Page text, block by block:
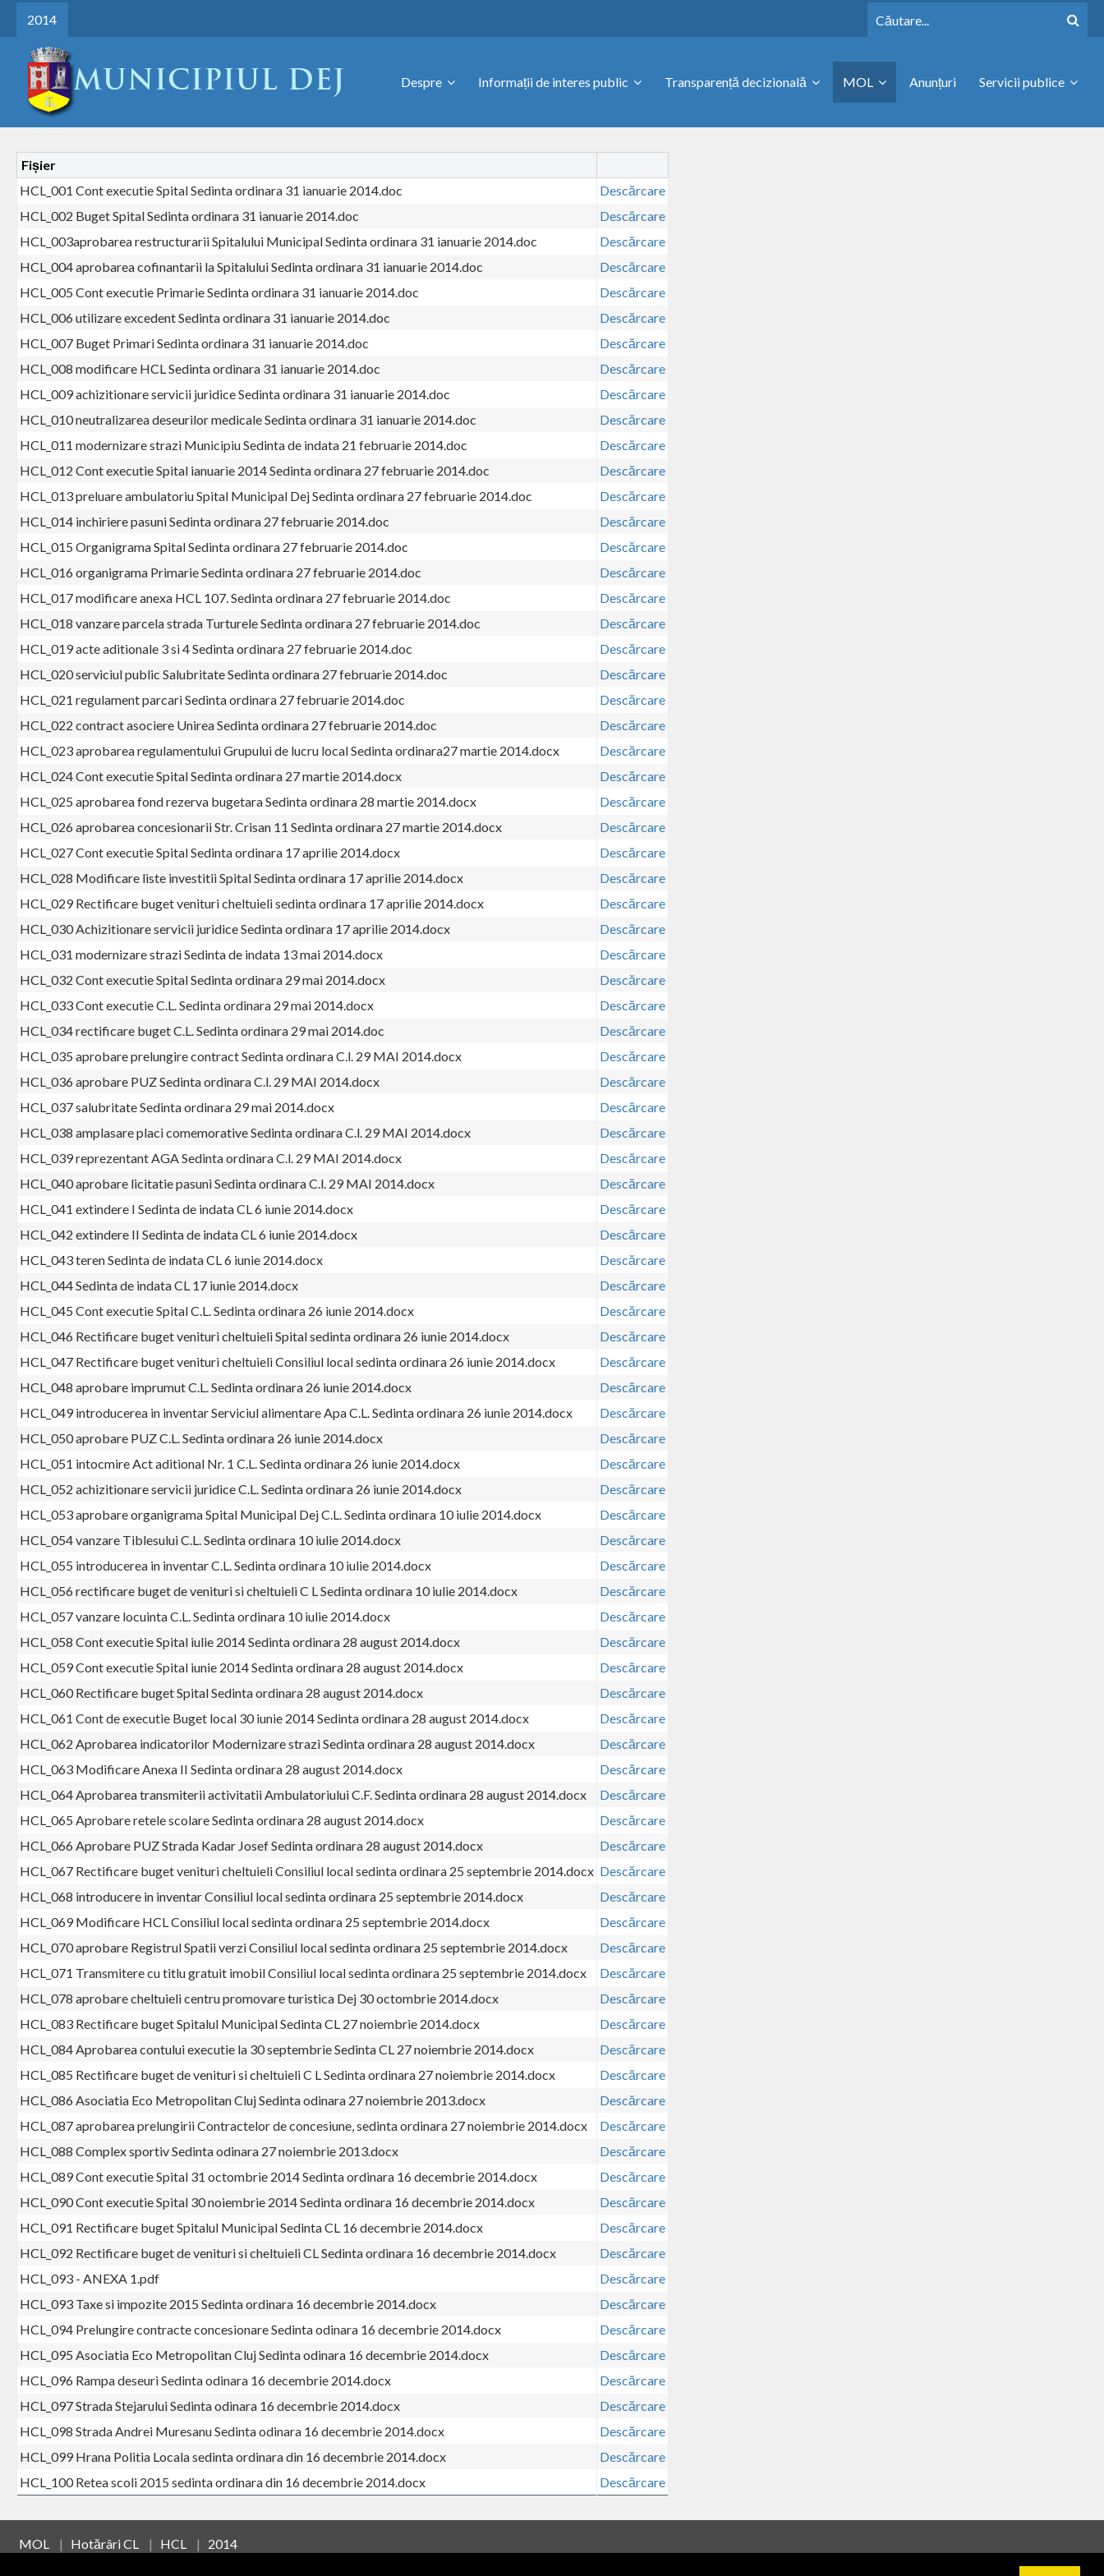
2014
Despre Informații de interes public Transparență decizională MOL Anunțuri Servicii publice
Fișier
HCL_001 Cont executie Spital Sedinta ordinara 31 ianuarie 2014.doc
Descărcare
HCL_002 Buget Spital Sedinta ordinara 31 ianuarie 2014.doc
Descărcare
HCL_003aprobarea restructurarii Spitalului Municipal Sedinta ordinara 31 ianuarie 2014.doc
Descărcare
HCL_004 aprobarea cofinantarii la Spitalului Sedinta ordinara 31 ianuarie 2014.doc
Descărcare
HCL_005 Cont executie Primarie Sedinta ordinara 31 ianuarie 2014.doc
Descărcare
HCL_006 utilizare excedent Sedinta ordinara 31 ianuarie 2014.doc
Descărcare
HCL_007 Buget Primari Sedinta ordinara 31 ianuarie 2014.doc
Descărcare
HCL_008 modificare HCL Sedinta ordinara 31 ianuarie 2014.doc
Descărcare
HCL_009 achizitionare servicii juridice Sedinta ordinara 31 ianuarie 2014.doc
Descărcare
HCL_010 neutralizarea deseurilor medicale Sedinta ordinara 31 ianuarie 2014.doc
Descărcare
HCL_011 modernizare strazi Municipiu Sedinta de indata 21 februarie 2014.doc
Descărcare
HCL_012 Cont executie Spital ianuarie 2014 Sedinta ordinara 27 februarie 2014.doc
Descărcare
HCL_013 preluare ambulatoriu Spital Municipal Dej Sedinta ordinara 27 februarie 2014.doc
Descărcare
HCL_014 inchiriere pasuni Sedinta ordinara 27 februarie 2014.doc
Descărcare
HCL_015 Organigrama Spital Sedinta ordinara 27 februarie 2014.doc
Descărcare
HCL_016 organigrama Primarie Sedinta ordinara 27 februarie 2014.doc
Descărcare
HCL_017 modificare anexa HCL 107. Sedinta ordinara 27 februarie 2014.doc
Descărcare
HCL_018 vanzare parcela strada Turturele Sedinta ordinara 27 februarie 2014.doc
Descărcare
HCL_019 acte aditionale 3 si 4 Sedinta ordinara 27 februarie 2014.doc
Descărcare
HCL_020 serviciul public Salubritate Sedinta ordinara 27 februarie 2014.doc
Descărcare
HCL_021 regulament parcari Sedinta ordinara 27 februarie 2014.doc
Descărcare
HCL_022 contract asociere Unirea Sedinta ordinara 27 februarie 2014.doc
Descărcare
HCL_023 aprobarea regulamentului Grupului de lucru local Sedinta ordinara27 martie 2014.docx
Descărcare
HCL_024 Cont executie Spital Sedinta ordinara 27 martie 2014.docx
Descărcare
HCL_025 aprobarea fond rezerva bugetara Sedinta ordinara 28 martie 2014.docx
Descărcare
HCL_026 aprobarea concesionarii Str. Crisan 11 Sedinta ordinara 27 martie 2014.docx
Descărcare
HCL_027 Cont executie Spital Sedinta ordinara 17 aprilie 2014.docx
Descărcare
HCL_028 Modificare liste investitii Spital Sedinta ordinara 17 aprilie 2014.docx
Descărcare
HCL_029 Rectificare buget venituri cheltuieli sedinta ordinara 17 aprilie 2014.docx
Descărcare
HCL_030 Achizitionare servicii juridice Sedinta ordinara 17 aprilie 2014.docx
Descărcare
HCL_031 modernizare strazi Sedinta de indata 13 mai 2014.docx
Descărcare
HCL_032 Cont executie Spital Sedinta ordinara 29 mai 2014.docx
Descărcare
HCL_033 Cont executie C.L. Sedinta ordinara 29 mai 2014.docx
Descărcare
HCL_034 rectificare buget C.L. Sedinta ordinara 29 mai 2014.doc
Descărcare
HCL_035 aprobare prelungire contract Sedinta ordinara C.l. 29 MAI 2014.docx
Descărcare
HCL_036 aprobare PUZ Sedinta ordinara C.l. 29 MAI 2014.docx
Descărcare
HCL_037 salubritate Sedinta ordinara 29 mai 2014.docx
Descărcare
HCL_038 amplasare placi comemorative Sedinta ordinara C.l. 29 MAI 2014.docx
Descărcare
HCL_039 reprezentant AGA Sedinta ordinara C.l. 29 MAI 2014.docx
Descărcare
HCL_040 aprobare licitatie pasuni Sedinta ordinara C.l. 29 MAI 2014.docx
Descărcare
HCL_041 extindere I Sedinta de indata CL 6 iunie 2014.docx
Descărcare
HCL_042 extindere II Sedinta de indata CL 6 iunie 2014.docx
Descărcare
HCL_043 teren Sedinta de indata CL 6 iunie 2014.docx
Descărcare
HCL_044 Sedinta de indata CL 17 iunie 2014.docx
Descărcare
HCL_045 Cont executie Spital C.L. Sedinta ordinara 26 iunie 2014.docx
Descărcare
HCL_046 Rectificare buget venituri cheltuieli Spital sedinta ordinara 26 iunie 2014.docx
Descărcare
HCL_047 Rectificare buget venituri cheltuieli Consiliul local sedinta ordinara 26 iunie 2014.docx
Descărcare
HCL_048 aprobare imprumut C.L. Sedinta ordinara 26 iunie 2014.docx
Descărcare
HCL_049 introducerea in inventar Serviciul alimentare Apa C.L. Sedinta ordinara 26 iunie 2014.docx
Descărcare
HCL_050 aprobare PUZ C.L. Sedinta ordinara 26 iunie 2014.docx
Descărcare
HCL_051 intocmire Act aditional Nr. 1 C.L. Sedinta ordinara 26 iunie 2014.docx
Descărcare
HCL_052 achizitionare servicii juridice C.L. Sedinta ordinara 26 iunie 2014.docx
Descărcare
HCL_053 aprobare organigrama Spital Municipal Dej C.L. Sedinta ordinara 10 iulie 2014.docx
Descărcare
HCL_054 vanzare Tiblesului C.L. Sedinta ordinara 10 iulie 2014.docx
Descărcare
HCL_055 introducerea in inventar C.L. Sedinta ordinara 10 iulie 2014.docx
Descărcare
HCL_056 rectificare buget de venituri si cheltuieli C L Sedinta ordinara 10 iulie 2014.docx
Descărcare
HCL_057 vanzare locuinta C.L. Sedinta ordinara 10 iulie 2014.docx
Descărcare
HCL_058 Cont executie Spital iulie 2014 Sedinta ordinara 28 august 2014.docx
Descărcare
HCL_059 Cont executie Spital iunie 2014 Sedinta ordinara 28 august 2014.docx
Descărcare
HCL_060 Rectificare buget Spital Sedinta ordinara 28 august 2014.docx
Descărcare
HCL_061 Cont de executie Buget local 30 iunie 2014 Sedinta ordinara 28 august 2014.docx
Descărcare
HCL_062 Aprobarea indicatorilor Modernizare strazi Sedinta ordinara 28 august 2014.docx
Descărcare
HCL_063 Modificare Anexa II Sedinta ordinara 28 august 2014.docx
Descărcare
HCL_064 Aprobarea transmiterii activitatii Ambulatoriului C.F. Sedinta ordinara 28 august 2014.docx
Descărcare
HCL_065 Aprobare retele scolare Sedinta ordinara 28 august 2014.docx
Descărcare
HCL_066 Aprobare PUZ Strada Kadar Josef Sedinta ordinara 28 august 2014.docx
Descărcare
HCL_067 Rectificare buget venituri cheltuieli Consiliul local sedinta ordinara 25 septembrie 2014.docx Descărcare
HCL_068 introducere in inventar Consiliul local sedinta ordinara 25 septembrie 2014.docx
Descărcare
HCL_069 Modificare HCL Consiliul local sedinta ordinara 25 septembrie 2014.docx
Descărcare
HCL_070 aprobare Registrul Spatii verzi Consiliul local sedinta ordinara 25 septembrie 2014.docx
Descărcare
HCL_071 Transmitere cu titlu gratuit imobil Consiliul local sedinta ordinara 25 septembrie 2014.docx
Descărcare
HCL_078 aprobare cheltuieli centru promovare turistica Dej 30 octombrie 2014.docx
Descărcare
HCL_083 Rectificare buget Spitalul Municipal Sedinta CL 27 noiembrie 2014.docx
Descărcare
HCL_084 Aprobarea contului executie la 30 septembrie Sedinta CL 27 noiembrie 2014.docx
Descărcare
HCL_085 Rectificare buget de venituri si cheltuieli C L Sedinta ordinara 27 noiembrie 2014.docx
Descărcare
HCL_086 Asociatia Eco Metropolitan Cluj Sedinta odinara 27 noiembrie 2013.docx
Descărcare
HCL_087 aprobarea prelungirii Contractelor de concesiune, sedinta ordinara 27 noiembrie 2014.docx
Descărcare
HCL_088 Complex sportiv Sedinta odinara 27 noiembrie 2013.docx
Descărcare
HCL_089 Cont executie Spital 31 octombrie 2014 Sedinta ordinara 16 decembrie 2014.docx
Descărcare
HCL_090 Cont executie Spital 30 noiembrie 2014 Sedinta ordinara 16 decembrie 2014.docx
Descărcare
HCL_091 Rectificare buget Spitalul Municipal Sedinta CL 16 decembrie 2014.docx
Descărcare
HCL_092 Rectificare buget de venituri si cheltuieli CL Sedinta ordinara 16 decembrie 2014.docx
Descărcare
HCL_093 - ANEXA 1.pdf
Descărcare
HCL_093 Taxe si impozite 2015 Sedinta ordinara 16 decembrie 2014.docx
Descărcare
HCL_094 Prelungire contracte concesionare Sedinta odinara 16 decembrie 2014.docx
Descărcare
HCL_095 Asociatia Eco Metropolitan Cluj Sedinta odinara 16 decembrie 2014.docx
Descărcare
HCL_096 Rampa deseuri Sedinta odinara 16 decembrie 2014.docx
Descărcare
HCL_097 Strada Stejarului Sedinta odinara 16 decembrie 2014.docx
Descărcare
HCL_098 Strada Andrei Muresanu Sedinta odinara 16 decembrie 2014.docx
Descărcare
HCL_099 Hrana Politia Locala sedinta ordinara din 16 decembrie 2014.docx
Descărcare
HCL_100 Retea scoli 2015 sedinta ordinara din 16 decembrie 2014.docx
Descărcare
MOL | Hotărâri CL | HCL | 2014